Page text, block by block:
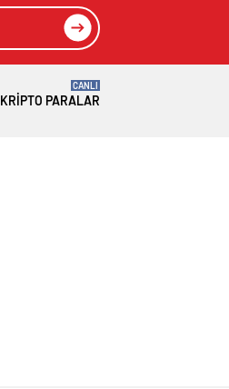
KRIPTO PARALAR
CANLI